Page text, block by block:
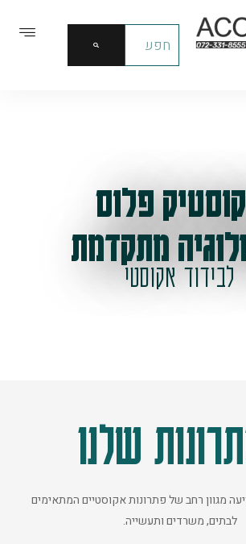
פלוס
מתקדמת
לבידוד אקוסטי
שלנו
מגוון רחב של פתרונות אקוסטיים המתאימים
לבתים, משרדים ותעשייה.